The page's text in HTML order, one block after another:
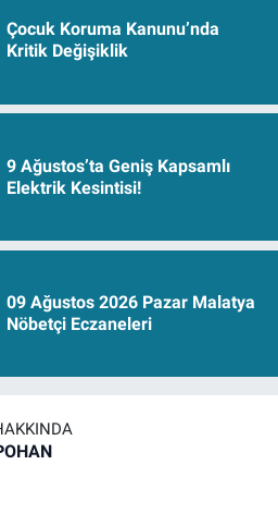
Çocuk Koruma Kanunu’nda
Kritik Değişiklik
9 Ağustos’ta Geniş Kapsamlı
Elektrik Kesintisi!
09 Ağustos 2026 Pazar Malatya
Nöbetçi Eczaneleri